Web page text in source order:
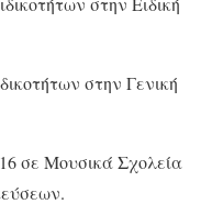
στην Γενική
σε Μουσικά Σχολεία